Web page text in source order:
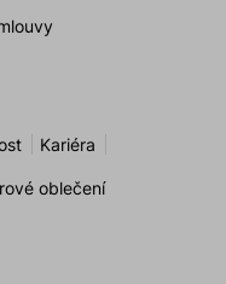
Kariéra
oblečení